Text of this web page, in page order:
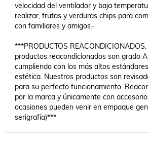
velocidad del ventilador y baja
realizar, frutas y verduras chips para
con familiares y amigos.-
***PRODUCTOS
productos reacondicionados son grado
cumpliendo con los más altos
estética. Nuestros productos son
para su perfecto funcionamiento.
por la marca y únicamente con
ocasiones pueden venir en empaque
serigrafía)***